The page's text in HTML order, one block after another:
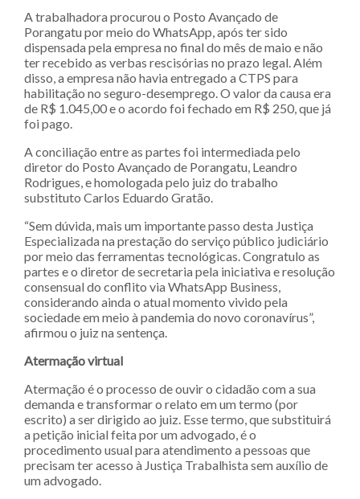
A trabalhadora procurou o Posto Avançado de
Porangatu por meio do WhatsApp, após ter sido
dispensada pela empresa no final do mês de maio e não
ter recebido as verbas rescisórias no prazo legal. Além
disso, a empresa não havia entregado a CTPS para
habilitação no seguro-desemprego. O valor da causa era
de R$ 1.045,00 e o acordo foi fechado em R$ 250, que já
foi pago.
A conciliação entre as partes foi intermediada pelo
diretor do Posto Avançado de Porangatu, Leandro
Rodrigues, e homologada pelo juiz do trabalho
substituto Carlos Eduardo Gratão.
“Sem dúvida, mais um importante passo desta Justiça
Especializada na prestação do serviço público judiciário
por meio das ferramentas tecnológicas. Congratulo as
partes e o diretor de secretaria pela iniciativa e resolução
consensual do conflito via WhatsApp Business,
considerando ainda o atual momento vivido pela
sociedade em meio à pandemia do novo coronavírus”,
afirmou o juiz na sentença.
Atermação virtual
Atermação é o processo de ouvir o cidadão com a sua
demanda e transformar o relato em um termo (por
escrito) a ser dirigido ao juiz. Esse termo, que substituirá
a petição inicial feita por um advogado, é o
procedimento usual para atendimento a pessoas que
precisam ter acesso à Justiça Trabalhista sem auxílio de
um advogado.